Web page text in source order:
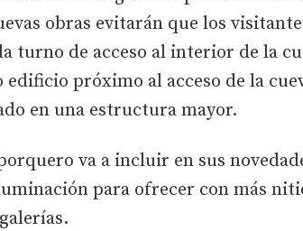
obras evitarán que los
turno de acceso al interior de la
próximo al acceso de la
en una estructura mayor.
va a incluir en sus
para ofrecer con más